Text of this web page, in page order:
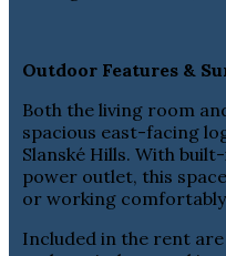
Outdoor Features &
Both the living room
spacious east-facing
Slanské Hills. With
power outlet, this
or working
Included in the rent